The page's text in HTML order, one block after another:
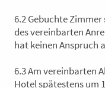
6.2 Gebuchte
des vereinbarten
hat keinen Anspruch
6.3 Am vereinbarten
Hotel spätestens um